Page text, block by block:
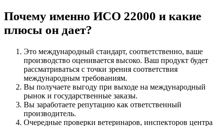
Почему именно ИСО 22000 и какие
плюсы он дает?
Это международный стандарт, соответственно, ваше
производство оценивается высоко. Ваш продукт будет
рассматриваться с точки зрения соответствия
международным требованиям.
Вы получаете выгоду при выходе на международный
рынок и государственные заказы.
Вы заработаете репутацию как ответственный
производитель.
Очередные проверки ветеринаров, инспекторов центра